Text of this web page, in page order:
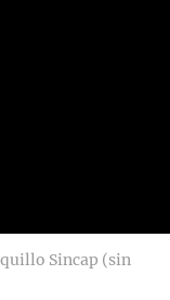
Sincap (sin